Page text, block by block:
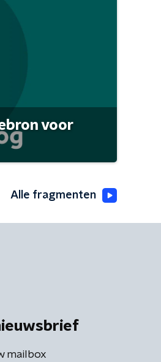
voor
Alle fragmenten
mailbox